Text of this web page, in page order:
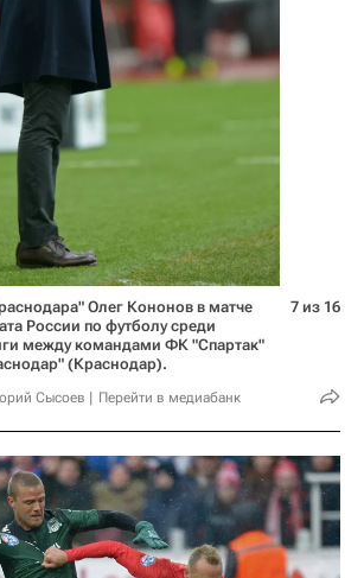
Олег Кононов в матче
России по футболу среди
между командами ФК "Спартак"
(Краснодар).
Сысоев Перейти в медиабанк
7 из 16